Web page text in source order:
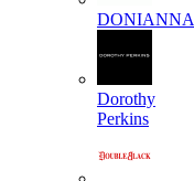
DONIANNA
Dorothy
Perkins